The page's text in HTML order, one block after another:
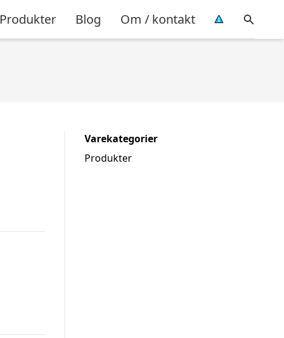
Produkter Blog Om / kontakt
Varekategorier
Produkter